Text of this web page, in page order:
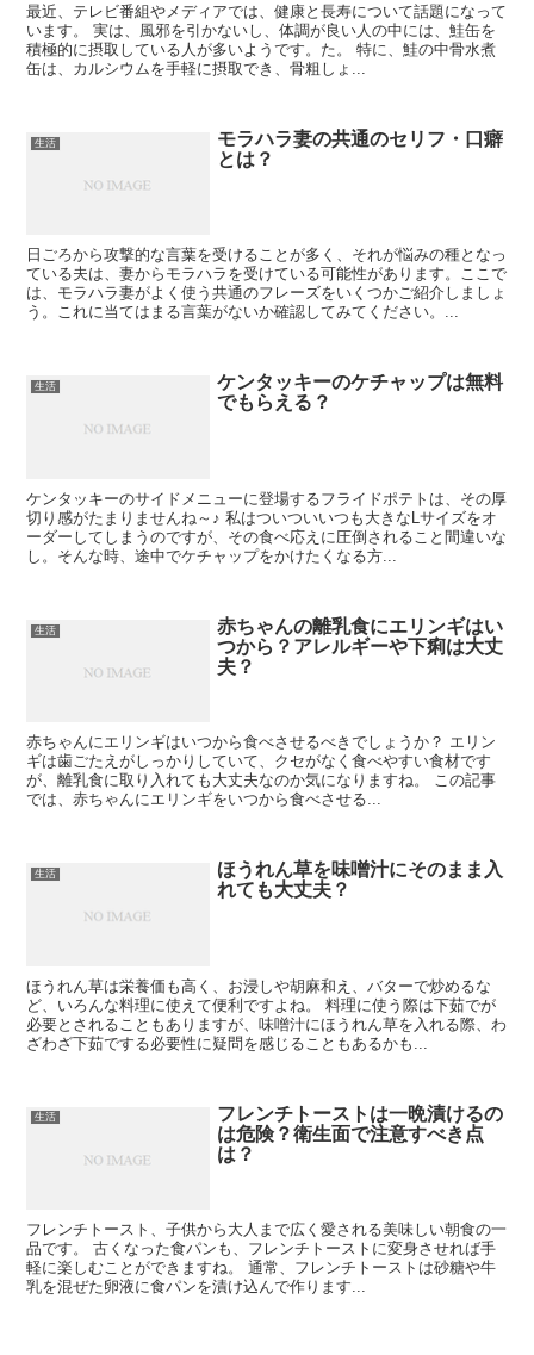
最近、テレビ番組やメディアでは、健康と長寿について話題になって
います。 実は、風邪を引かないし、体調が良い人の中には、鮭缶を
積極的に摂取している人が多いようです。た。 特に、鮭の中骨水煮
缶は、カルシウムを手軽に摂取でき、骨粗しょ...
生活
モラハラ妻の共通のセリフ・口癖
とは？
日ごろから攻撃的な言葉を受けることが多く、それが悩みの種となっ
ている夫は、妻からモラハラを受けている可能性があります。ここで
は、モラハラ妻がよく使う共通のフレーズをいくつかご紹介しましょ
う。これに当てはまる言葉がないか確認してみてください。...
生活
ケンタッキーのケチャップは無料
でもらえる？
ケンタッキーのサイドメニューに登場するフライドポテトは、その厚
切り感がたまりませんね～♪ 私はついついいつも大きなLサイズをオ
ーダーしてしまうのですが、その食べ応えに圧倒されること間違いな
し。そんな時、途中でケチャップをかけたくなる方...
生活
赤ちゃんの離乳食にエリンギはい
つから？アレルギーや下痢は大丈
夫？
赤ちゃんにエリンギはいつから食べさせるべきでしょうか？ エリン
ギは歯ごたえがしっかりしていて、クセがなく食べやすい食材です
が、離乳食に取り入れても大丈夫なのか気になりますね。 この記事
では、赤ちゃんにエリンギをいつから食べさせる...
生活
ほうれん草を味噌汁にそのまま入
れても大丈夫？
ほうれん草は栄養価も高く、お浸しや胡麻和え、バターで炒めるな
ど、いろんな料理に使えて便利ですよね。 料理に使う際は下茹でが
必要とされることもありますが、味噌汁にほうれん草を入れる際、わ
ざわざ下茹でする必要性に疑問を感じることもあるかも...
生活
フレンチトーストは一晩漬けるの
は危険？衛生面で注意すべき点
は？
フレンチトースト、子供から大人まで広く愛される美味しい朝食の一
品です。 古くなった食パンも、フレンチトーストに変身させれば手
軽に楽しむことができますね。 通常、フレンチトーストは砂糖や牛
乳を混ぜた卵液に食パンを漬け込んで作ります...